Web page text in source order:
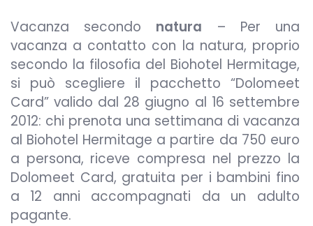
Vacanza secondo natura – Per una
vacanza a contatto con la natura, proprio
secondo la filosofia del Biohotel Hermitage,
si può scegliere il pacchetto “Dolomeet
Card” valido dal 28 giugno al 16 settembre
2012: chi prenota una settimana di vacanza
al Biohotel Hermitage a partire da 750 euro
a persona, riceve compresa nel prezzo la
Dolomeet Card, gratuita per i bambini fino
a 12 anni accompagnati da un adulto
pagante.